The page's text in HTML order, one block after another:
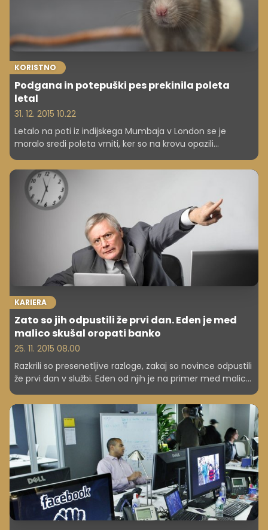
KORISTNO
Podgana in potepuški pes prekinila poleta
letal
31. 12. 2015 10.22
Letalo na poti iz indijskega Mumbaja v London se je
moralo sredi poleta vrniti, ker so na krovu opazili
podgano. Na še enem indijskem letalu pa je vzlet prekinil
potepuški pes.
KARIERA
Zato so jih odpustili že prvi dan. Eden je med
malico skušal oropati banko
25. 11. 2015 08.00
Razkrili so presenetljive razloge, zakaj so novince odpustili
že prvi dan v službi. Eden od njih je na primer med malico